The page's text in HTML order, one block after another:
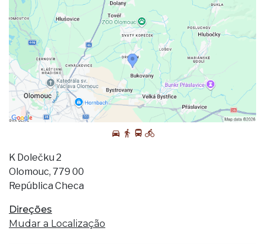
K Dolečku 2
Olomouc, 779 00
República Checa
Direções
Mudar a Localização